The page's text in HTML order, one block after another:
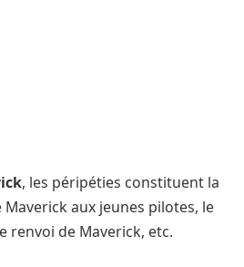
, les péripéties constituent la
aux jeunes pilotes, le
renvoi de Maverick, etc.